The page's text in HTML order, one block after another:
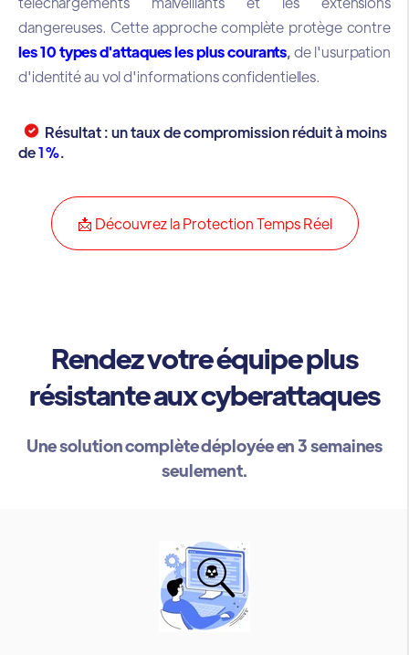
dangereuses. Cette approche complète protège contre
les 10 types d'attaques les plus courants,de l'usurpation
d'identité au vol d'informations confidentielles.
Résultat : un taux de compromission réduit à moins
de1%.
📩 Découvrez la Protection Temps Réel
Rendez votre équipe plus
résistante aux cyberattaques
Une solution complète déployée en 3 semaines
seulement.